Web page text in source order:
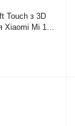
Touch з 3D
Mi 11
камери)